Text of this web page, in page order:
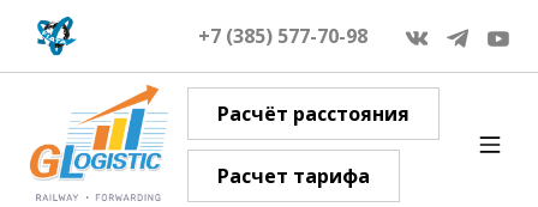
+7 (385) 577-70-98
Расчёт расстояния
Расчет тарифа